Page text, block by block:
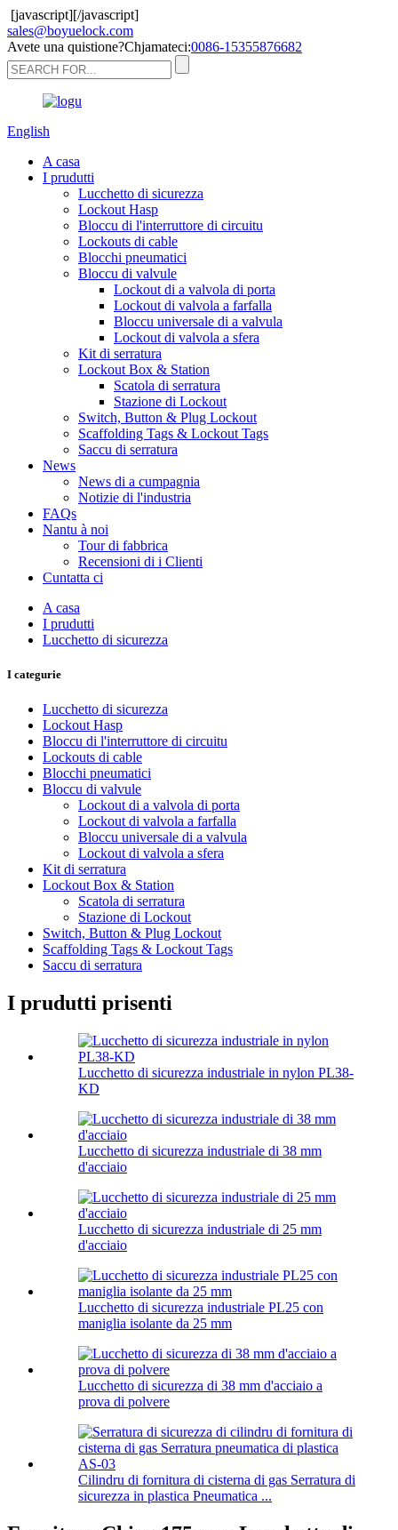
[javascript][/javascript]
sales@boyuelock.com
Avete una quistione?Chjamateci:0086-15355876682
English
A casa
I prudutti
Lucchetto di sicurezza
Lockout Hasp
Bloccu di l'interruttore di circuitu
Lockouts di cable
Blocchi pneumatici
Bloccu di valvule
Lockout di a valvola di porta
Lockout di valvola a farfalla
Bloccu universale di a valvula
Lockout di valvola a sfera
Kit di serratura
Lockout Box & Station
Scatola di serratura
Stazione di Lockout
Switch, Button & Plug Lockout
Scaffolding Tags & Lockout Tags
Saccu di serratura
News
News di a cumpagnia
Notizie di l'industria
FAQs
Nantu à noi
Tour di fabbrica
Recensioni di i Clienti
Cuntatta ci
A casa
I prudutti
Lucchetto di sicurezza
I categurie
Lucchetto di sicurezza
Lockout Hasp
Bloccu di l'interruttore di circuitu
Lockouts di cable
Blocchi pneumatici
Bloccu di valvule
Lockout di a valvola di porta
Lockout di valvola a farfalla
Bloccu universale di a valvula
Lockout di valvola a sfera
Kit di serratura
Lockout Box & Station
Scatola di serratura
Stazione di Lockout
Switch, Button & Plug Lockout
Scaffolding Tags & Lockout Tags
Saccu di serratura
I prudutti prisenti
Lucchetto di sicurezza industriale in nylon PL38-
KD
Lucchetto di sicurezza industriale di 38 mm
d'acciaio
Lucchetto di sicurezza industriale di 25 mm
d'acciaio
Lucchetto di sicurezza industriale PL25 con
maniglia isolante da 25 mm
Lucchetto di sicurezza di 38 mm d'acciaio a
prova di polvere
Cilindru di fornitura di cisterna di gas Serratura di
sicurezza in plastica Pneumatica ...